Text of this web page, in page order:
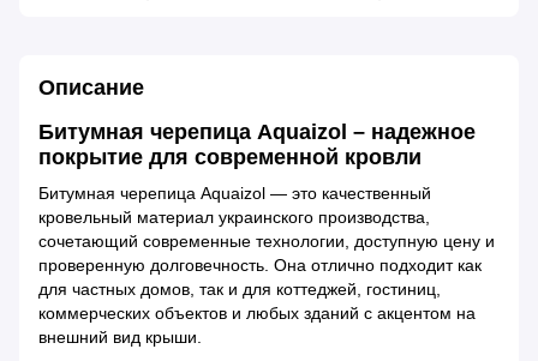
Описание
Битумная черепица Aquaizol – надежное
покрытие для современной кровли
Битумная черепица Aquaizol — это качественный
кровельный материал украинского производства,
сочетающий современные технологии, доступную цену и
проверенную долговечность. Она отлично подходит как
для частных домов, так и для коттеджей, гостиниц,
коммерческих объектов и любых зданий с акцентом на
внешний вид крыши.